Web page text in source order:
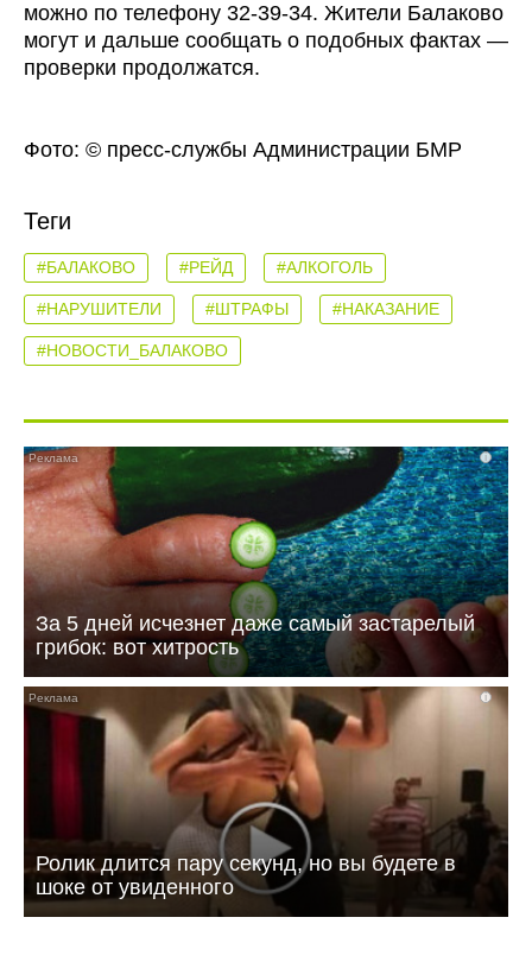
можно по телефону 32-39-34. Жители Балаково
могут и дальше сообщать о подобных фактах —
проверки продолжатся.
Фото: © пресс-службы Администрации БМР
Теги
#БАЛАКОВО #РЕЙД #АЛКОГОЛЬ
#НАРУШИТЕЛИ #ШТРАФЫ #НАКАЗАНИЕ
#НОВОСТИ_БАЛАКОВО
i
За 5 дней исчезнет даже самый застарелый
грибок: вот хитрость
i
Ролик длится пару секунд, но вы будете в
шоке от увиденного